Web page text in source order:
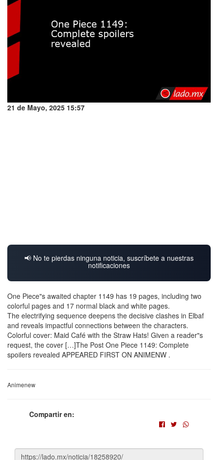
21 de Mayo, 2025 15:57
📢 No te pierdas ninguna noticia, suscríbete a nuestras
notificaciones
One Piece"s awaited chapter 1149 has 19 pages, including two
colorful pages and 17 normal black and white pages.
The electrifying sequence deepens the decisive clashes in Elbaf
and reveals impactful connections between the characters.
Colorful cover: Maid Café with the Straw Hats! Given a reader"s
request, the cover […]The Post One Piece 1149: Complete
spoilers revealed APPEARED FIRST ON ANIMENW .
Animenew
Compartir en: